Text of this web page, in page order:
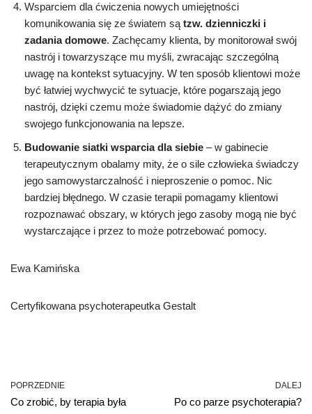
Wsparciem dla ćwiczenia nowych umiejętności
komunikowania się ze światem są tzw. dzienniczki i
zadania domowe. Zachęcamy klienta, by monitorował swój
nastrój i towarzyszące mu myśli, zwracając szczególną
uwagę na kontekst sytuacyjny. W ten sposób klientowi może
być łatwiej wychwycić te sytuacje, które pogarszają jego
nastrój, dzięki czemu może świadomie dążyć do zmiany
swojego funkcjonowania na lepsze.
Budowanie siatki wsparcia dla siebie – w gabinecie
terapeutycznym obalamy mity, że o sile człowieka świadczy
jego samowystarczalność i nieproszenie o pomoc. Nic
bardziej błędnego. W czasie terapii pomagamy klientowi
rozpoznawać obszary, w których jego zasoby mogą nie być
wystarczające i przez to może potrzebować pomocy.
Ewa Kamińska
Certyfikowana psychoterapeutka Gestalt
POPRZEDNIE
Co zrobić, by terapia była
DALEJ
Po co parze psychoterapia?